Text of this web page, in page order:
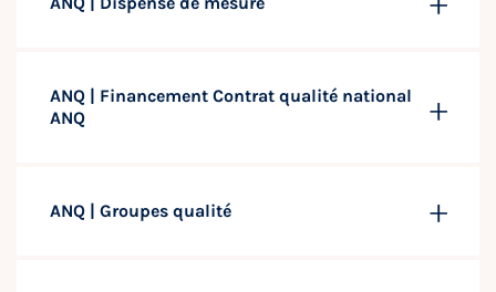
ANQ | Financement Contrat qualité national
ANQ
ANQ | Groupes qualité